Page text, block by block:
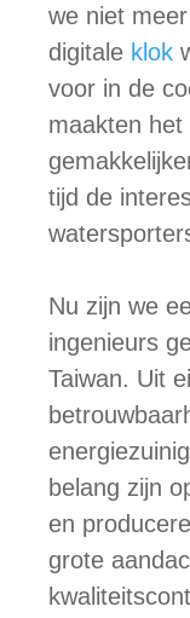
we niet
digitale klok
voor in de
maakten het
tijd de
Nu zijn we
ingenieurs
Taiwan. Uit
belang zijn
en
grote